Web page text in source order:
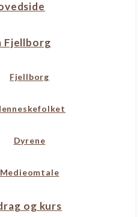
Fjellborg
Fjellborg
Dyrene
Medieomtale
og kurs